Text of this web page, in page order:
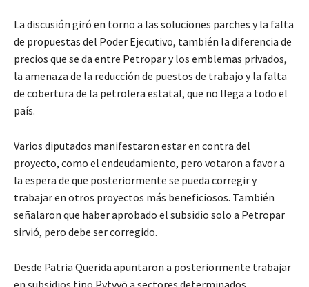
La discusión giró en torno a las soluciones parches y la falta
de propuestas del Poder Ejecutivo, también la diferencia de
precios que se da entre Petropar y los emblemas privados,
la amenaza de la reducción de puestos de trabajo y la falta
de cobertura de la petrolera estatal, que no llega a todo el
país.
Varios diputados manifestaron estar en contra del
proyecto, como el endeudamiento, pero votaron a favor a
la espera de que posteriormente se pueda corregir y
trabajar en otros proyectos más beneficiosos. También
señalaron que haber aprobado el subsidio solo a Petropar
sirvió, pero debe ser corregido.
Desde Patria Querida apuntaron a posteriormente trabajar
en subsidios tipo Pytyvõ a sectores determinados.